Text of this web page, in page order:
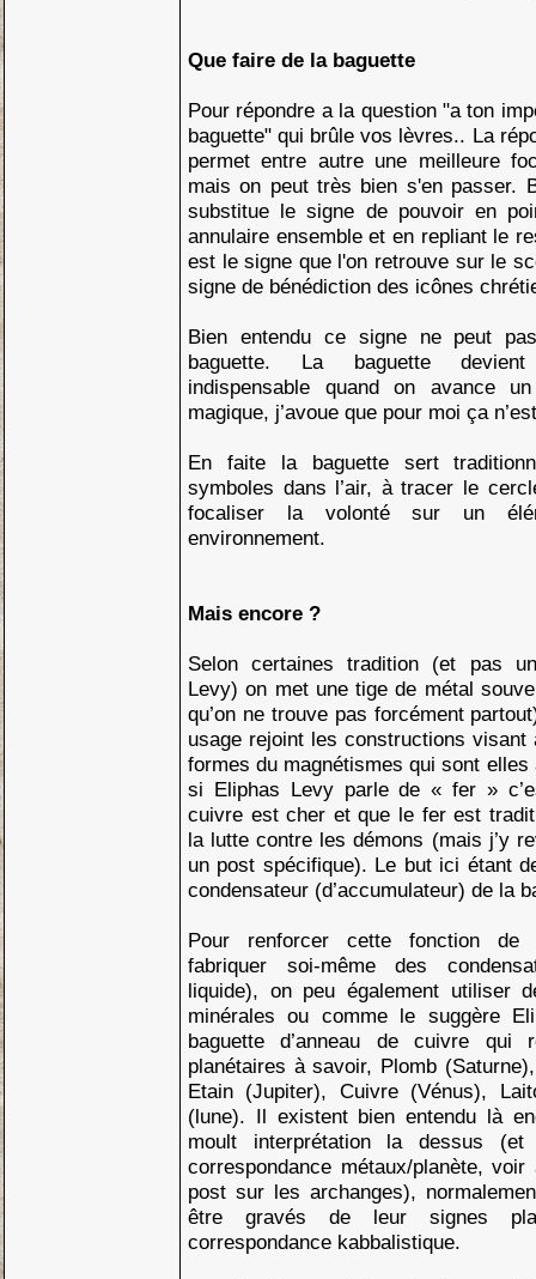
Que faire de la baguette
Pour répondre a la question "a ton
baguette" qui brûle vos lèvres.. La
permet entre autre une meilleure
mais on peut très bien s'en passer.
substitue le signe de pouvoir en
annulaire ensemble et en repliant le
est le signe que l'on retrouve sur le
signe de bénédiction des icônes
Bien entendu ce signe ne peut
baguette. La baguette
indispensable quand on avance
magique, j’avoue que pour moi ça
En faite la baguette sert
symboles dans l’air, à tracer le
focaliser la volonté sur un
environnement.
Mais encore ?
Selon certaines tradition (et pas
Levy) on met une tige de métal
qu’on ne trouve pas forcément
usage rejoint les constructions visant
formes du magnétismes qui sont
si Eliphas Levy parle de « fer »
cuivre est cher et que le fer est
la lutte contre les démons (mais j’y
un post spécifique). Le but ici étant
condensateur (d’accumulateur) de la
Pour renforcer cette fonction de
fabriquer soi-même des
liquide), on peu également utiliser
minérales ou comme le suggère
baguette d’anneau de cuivre qui
planétaires à savoir, Plomb
Etain (Jupiter), Cuivre (Vénus),
(lune). Il existent bien entendu là
moult interprétation la dessus
correspondance métaux/planète,
post sur les archanges),
être gravés de leur signes
correspondance kabbalistique.